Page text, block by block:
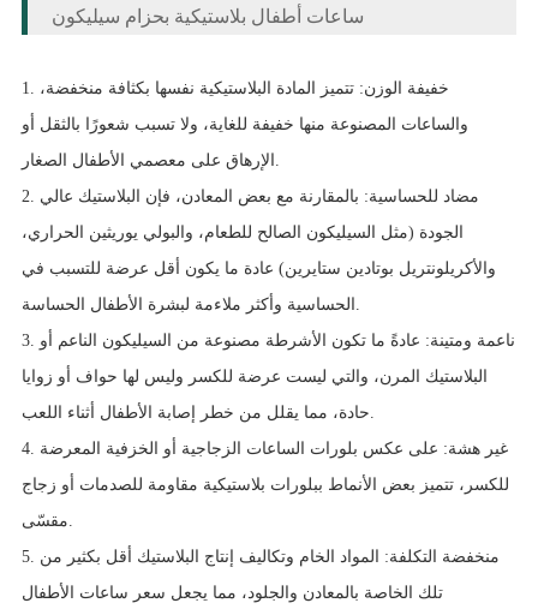
ساعات أطفال بلاستيكية بحزام سيليكون
1. خفيفة الوزن: تتميز المادة البلاستيكية نفسها بكثافة منخفضة،
والساعات المصنوعة منها خفيفة للغاية، ولا تسبب شعورًا بالثقل أو
الإرهاق على معصمي الأطفال الصغار.
2. مضاد للحساسية: بالمقارنة مع بعض المعادن، فإن البلاستيك عالي
الجودة (مثل السيليكون الصالح للطعام، والبولي يوريثين الحراري،
والأكريلونتريل بوتادين ستايرين) عادة ما يكون أقل عرضة للتسبب في
الحساسية وأكثر ملاءمة لبشرة الأطفال الحساسة.
3. ناعمة ومتينة: عادةً ما تكون الأشرطة مصنوعة من السيليكون الناعم أو
البلاستيك المرن، والتي ليست عرضة للكسر وليس لها حواف أو زوايا
حادة، مما يقلل من خطر إصابة الأطفال أثناء اللعب.
4. غير هشة: على عكس بلورات الساعات الزجاجية أو الخزفية المعرضة
للكسر، تتميز بعض الأنماط ببلورات بلاستيكية مقاومة للصدمات أو زجاج
مقسّى.
5. منخفضة التكلفة: المواد الخام وتكاليف إنتاج البلاستيك أقل بكثير من
تلك الخاصة بالمعادن والجلود، مما يجعل سعر ساعات الأطفال